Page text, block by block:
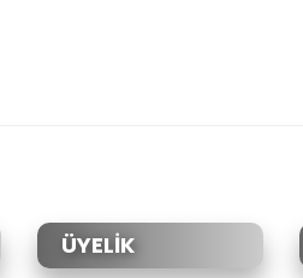
ÜYELİK